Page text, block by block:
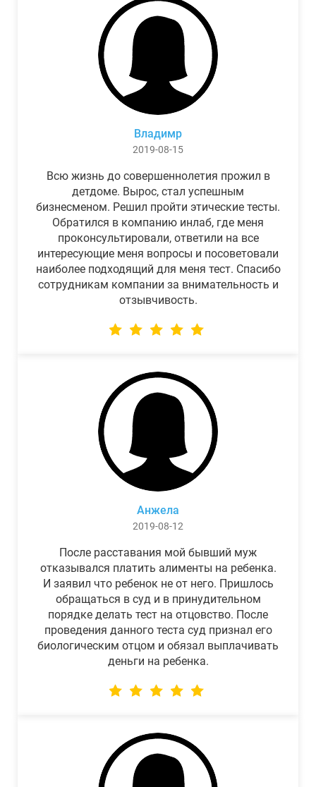
Владимр
2019-08-15
Всю жизнь до совершеннолетия прожил в
детдоме. Вырос, стал успешным
бизнесменом. Решил пройти этические тесты.
Обратился в компанию инлаб, где меня
проконсультировали, ответили на все
интересующие меня вопросы и посоветовали
наиболее подходящий для меня тест. Спасибо
сотрудникам компании за внимательность и
отзывчивость.
Анжела
2019-08-12
После расставания мой бывший муж
отказывался платить алименты на ребенка.
И заявил что ребенок не от него. Пришлось
обращаться в суд и в принудительном
порядке делать тест на отцовство. После
проведения данного теста суд признал его
биологическим отцом и обязал выплачивать
деньги на ребенка.